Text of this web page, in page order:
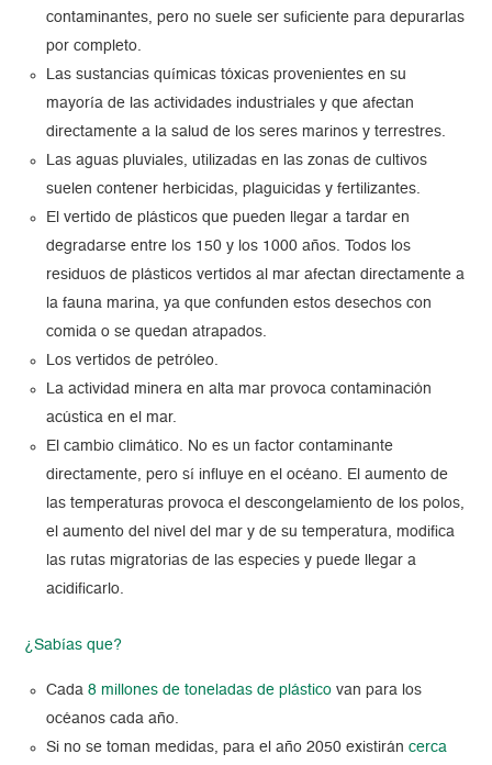
contaminantes, pero no suele ser suficiente para depurarlas
por completo.
Las sustancias químicas tóxicas provenientes en su
mayoría de las actividades industriales y que afectan
directamente a la salud de los seres marinos y terrestres.
Las aguas pluviales, utilizadas en las zonas de cultivos
suelen contener herbicidas, plaguicidas y fertilizantes.
El vertido de plásticos que pueden llegar a tardar en
degradarse entre los 150 y los 1000 años. Todos los
residuos de plásticos vertidos al mar afectan directamente a
la fauna marina, ya que confunden estos desechos con
comida o se quedan atrapados.
Los vertidos de petróleo.
La actividad minera en alta mar provoca contaminación
acústica en el mar.
El cambio climático. No es un factor contaminante
directamente, pero sí influye en el océano. El aumento de
las temperaturas provoca el descongelamiento de los polos,
el aumento del nivel del mar y de su temperatura, modifica
las rutas migratorias de las especies y puede llegar a
acidificarlo.
¿Sabías que?
Cada8 millones de toneladas de plástico van para los
océanos cada año.
Si no se toman medidas, para el año 2050 existiráncerca